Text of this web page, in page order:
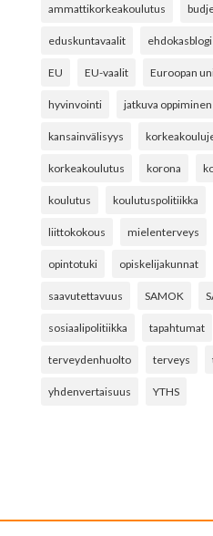
ammattikorkeakoulutus
eduskuntavaalit ehdokasblogi
EU EU-vaalit Euroopan
hyvinvointi jatkuva oppiminen
kansainvälisyys
korkeakoulutus korona
koulutus koulutuspolitiikka
liittokokous mielenterveys
opintotuki opiskelijakunnat
saavutettavuus SAMOK
sosiaalipolitiikka tapahtumat
terveydenhuolto terveys
yhdenvertaisuus YTHS